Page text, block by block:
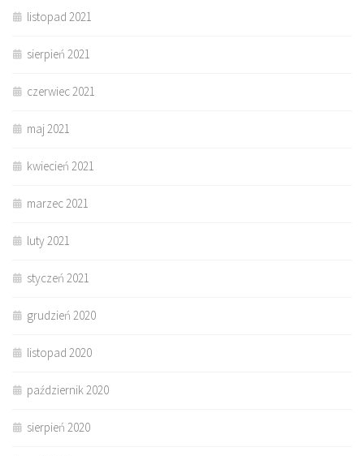
listopad 2021
sierpień 2021
czerwiec 2021
maj 2021
kwiecień 2021
marzec 2021
luty 2021
styczeń 2021
grudzień 2020
listopad 2020
październik 2020
sierpień 2020